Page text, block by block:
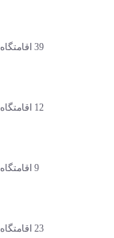
39 اقامتگاه
12 اقامتگاه
9 اقامتگاه
23 اقامتگاه